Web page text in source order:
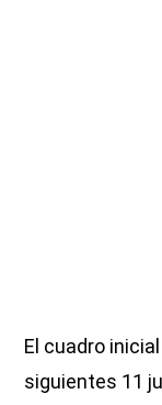
El cuadro
siguientes 11